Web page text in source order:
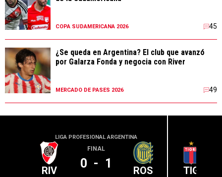
COPA SUDAMERICANA 2026 45
¿Se queda en Argentina? El club que avanzó
por Galarza Fonda y negocia con River
MERCADO DE PASES 2026 49
LIGA PROFESIONAL ARGENTINA
RIV
FINAL
0 - 1 ROS TIG